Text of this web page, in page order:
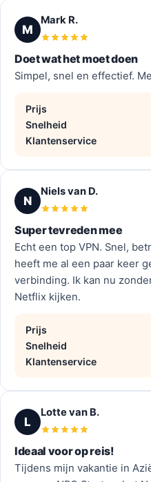
M
Mark R.
Doet wat het moet doen
Simpel, snel en effectief.
Prijs
Snelheid
Klantenservice
N
Niels van D.
Super tevreden mee
Echt een top VPN. Snel,
heeft me al een paar keer
verbinding. Ik kan nu
Netflix kijken.
Prijs
Snelheid
Klantenservice
L
Lotte van B.
Ideaal voor op reis!
Tijdens mijn vakantie in